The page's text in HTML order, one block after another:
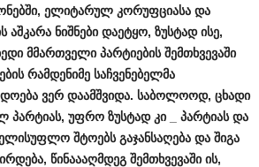
, ელიტარულ კორუფციასა და
აშკარა ნიშნები დაეტყო, ზუსტად ისე,
მმართველი პარტიების შემთხვევაში
რამდენიმე საჩვენებელმა
ვერ დაამშვიდა. საბოლოოდ, ცხადი
პარტიას, უფრო ზუსტად კი პარტიას და
შტოებს გაჯანსაღება და შიგა
, წინაააღმდეგ შემთხვევაში ის,